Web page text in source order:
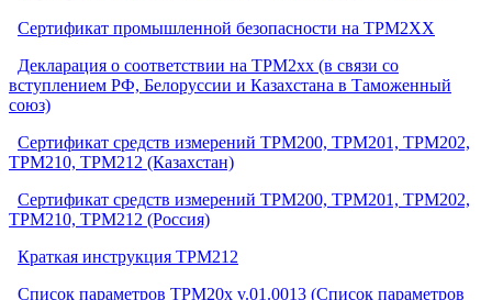
Сертификат промышленной безопасности на ТРМ2ХХ
Декларация о соответствии на ТРМ2хх (в связи со
вступлением РФ, Белоруссии и Казахстана в Таможенный
союз)
Сертификат средств измерений ТРМ200, ТРМ201, ТРМ202,
ТРМ210, ТРМ212 (Казахстан)
Сертификат средств измерений ТРМ200, ТРМ201, ТРМ202,
ТРМ210, ТРМ212 (Россия)
Краткая инструкция ТРМ212
Список параметров ТРМ20x v.01.0013 (Список параметров